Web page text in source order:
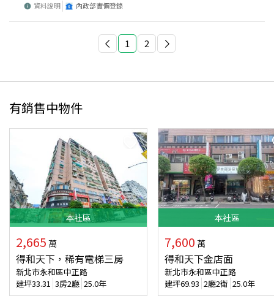
資料說明 內政部實價登錄
1 2
有銷售中物件
本社區
2,665 萬
得和天下，稀有電梯三房
新北市永和區中正路
建坪33.31 3房2廳 25.0年
本社區
7,600 萬
得和天下金店面
新北市永和區中正路
建坪69.93 2廳2衛 25.0年